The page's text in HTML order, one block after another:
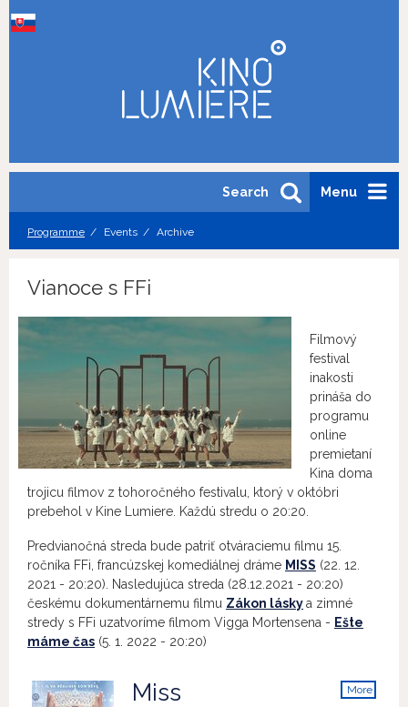
Menu
Search
Programme Events Archive
Vianoce s FFi
Filmový
festival
inakosti
prináša do
programu
online
premietaní
Kina doma
trojicu filmov z tohoročného festivalu, ktorý v októbri
prebehol v Kine Lumiere. Každú stredu o 20:20.
Predvianočná streda bude patriť otváraciemu filmu 15.
ročníka FFi, francúzskej komediálnej dráme MISS (22. 12.
2021 - 20:20). Nasledujúca streda (28.12.2021 - 20:20)
českému dokumentárnemu filmu Zákon láskya zimné
stredy s FFi uzatvoríme filmom Vigga Mortensena - Ešte
máme čas (5. 1. 2022 - 20:20)
More
Miss